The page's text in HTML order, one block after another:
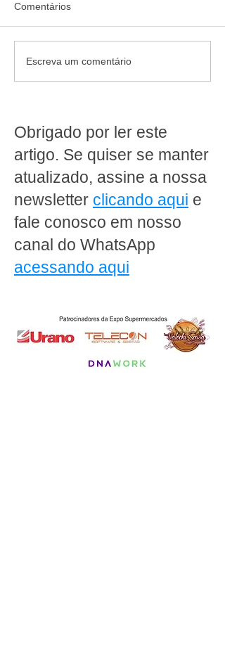
Quem confia recomenda:
Alegre
Comentários
Escreva um comentário
Obrigado por ler este
artigo. Se quiser se manter
atualizado, assine a nossa
newsletter clicando aqui e
fale conosco em nosso
canal do WhatsApp
acessando aqui